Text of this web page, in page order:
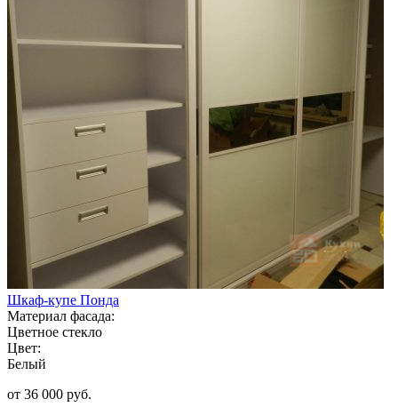
Шкаф-купе Понда
Материал фасада:
Цветное стекло
Цвет:
Белый
от 36 000 руб.